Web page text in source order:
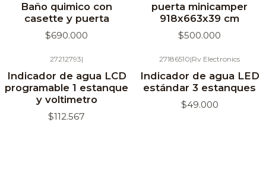
Baño quimico con
casette y puerta
$690.000
puerta minicamper
918x663x39 cm
$500.000
27212793|
Indicador de agua LCD
programable 1 estanque
y voltimetro
$112.567
27186510|Rv Electronics
Indicador de agua LED
estándar 3 estanques
$49.000